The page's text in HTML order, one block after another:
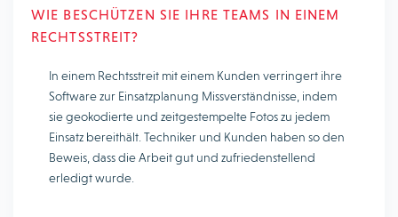
WIE BESCHÜTZEN SIE IHRE TEAMS IN EINEM
RECHTSSTREIT?
In einem Rechtsstreit mit einem Kunden verringert ihre
Software zur Einsatzplanung Missverständnisse, indem
sie geokodierte und zeitgestempelte Fotos zu jedem
Einsatz bereithält. Techniker und Kunden haben so den
Beweis, dass die Arbeit gut und zufriedenstellend
erledigt wurde.